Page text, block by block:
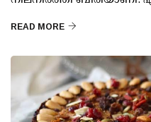
READ MORE